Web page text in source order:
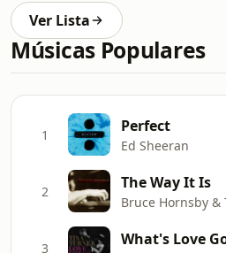
Ver Lista
Músicas Populares
1 Perfect
Ed Sheeran
2 The Way It Is
Bruce Hornsby &
3 What's Love